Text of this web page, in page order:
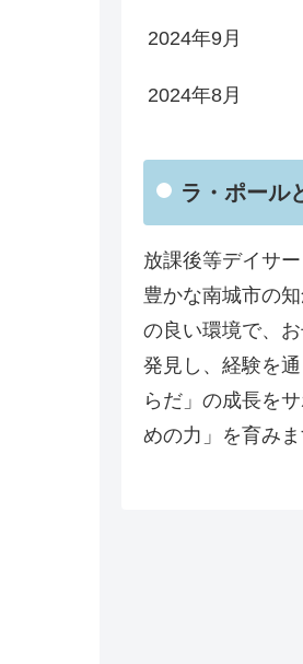
2024年9月
2024年8月
ラ・ポール
放課後等デイサ
豊かな南城市の
の良い環境で、
発見し、経験を
らだ」の成長を
めの力」を育みま